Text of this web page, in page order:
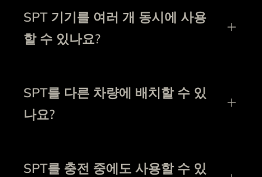
SPT 기기를 여러 개 동시에 사용
할 수 있나요?
SPT를 다른 차량에 배치할 수 있
나요?
SPT를 충전 중에도 사용할 수 있